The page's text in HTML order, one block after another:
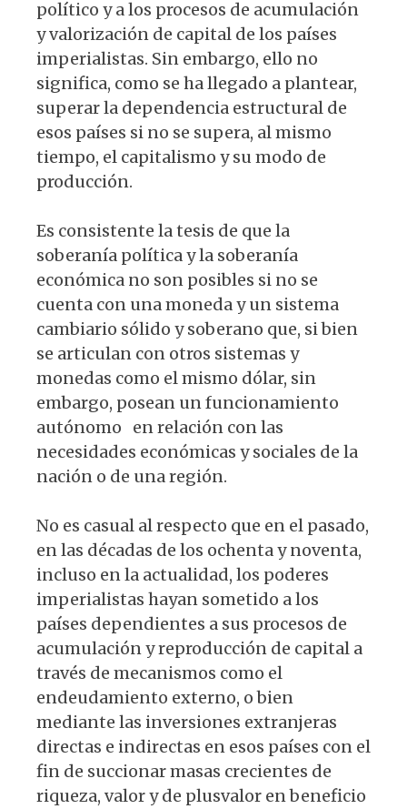
político y a los procesos de acumulación
y valorización de capital de los países
imperialistas. Sin embargo, ello no
significa, como se ha llegado a plantear,
superar la dependencia estructural de
esos países si no se supera, al mismo
tiempo, el capitalismo y su modo de
producción.
Es consistente la tesis de que la
soberanía política y la soberanía
económica no son posibles si no se
cuenta con una moneda y un sistema
cambiario sólido y soberano que, si bien
se articulan con otros sistemas y
monedas como el mismo dólar, sin
embargo, posean un funcionamiento
autónomo en relación con las
necesidades económicas y sociales de la
nación o de una región.
No es casual al respecto que en el pasado,
en las décadas de los ochenta y noventa,
incluso en la actualidad, los poderes
imperialistas hayan sometido a los
países dependientes a sus procesos de
acumulación y reproducción de capital a
través de mecanismos como el
endeudamiento externo, o bien
mediante las inversiones extranjeras
directas e indirectas en esos países con el
fin de succionar masas crecientes de
riqueza, valor y de plusvalor en beneficio